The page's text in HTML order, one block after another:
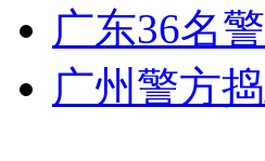
广东36名
广州警方